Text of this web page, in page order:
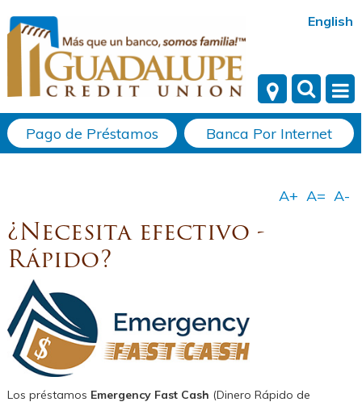
English
Pago de Préstamos Banca Por Internet
¿Necesita efectivo -
Rápido?
Los préstamos Emergency Fast Cash (Dinero Rápido de